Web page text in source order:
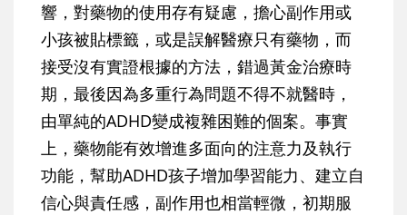
響，對藥物的使用存有疑慮，擔心副作用或
小孩被貼標籤，或是誤解醫療只有藥物，而
接受沒有實證根據的方法，錯過黃金治療時
期，最後因為多重行為問題不得不就醫時，
由單純的ADHD變成複雜困難的個案。事實
上，藥物能有效增進多面向的注意力及執行
功能，幫助ADHD孩子增加學習能力、建立自
信心與責任感，副作用也相當輕微，初期服